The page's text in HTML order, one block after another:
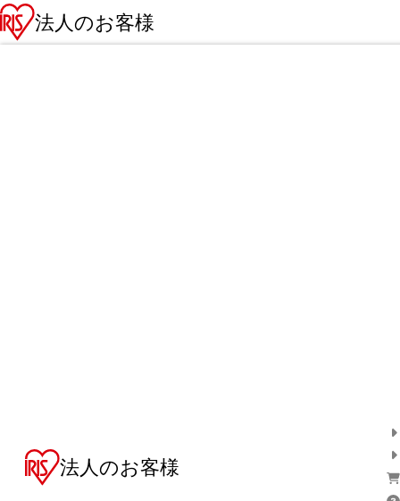
法人のお客様
法人のお客様